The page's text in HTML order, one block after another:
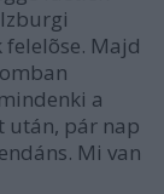
Majd
a
után, pár nap
Mi van